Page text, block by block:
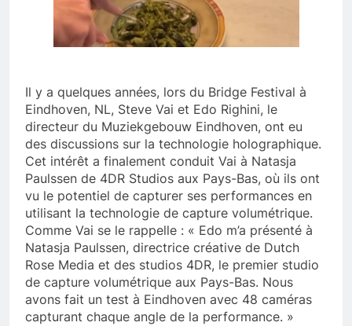
Il y a quelques années, lors du Bridge Festival à
Eindhoven, NL, Steve Vai et Edo Righini, le
directeur du Muziekgebouw Eindhoven, ont eu
des discussions sur la technologie holographique.
Cet intérêt a finalement conduit Vai à Natasja
Paulssen de 4DR Studios aux Pays-Bas, où ils ont
vu le potentiel de capturer ses performances en
utilisant la technologie de capture volumétrique.
Comme Vai se le rappelle : « Edo m’a présenté à
Natasja Paulssen, directrice créative de Dutch
Rose Media et des studios 4DR, le premier studio
de capture volumétrique aux Pays-Bas. Nous
avons fait un test à Eindhoven avec 48 caméras
capturant chaque angle de la performance. »